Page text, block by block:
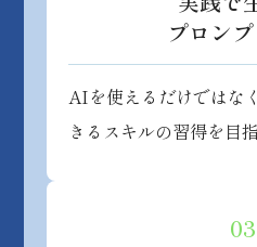
プロン
AIを使えるだけではな
きるスキルの習得を目
03